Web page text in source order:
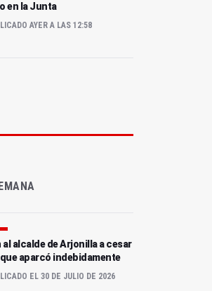
en la Junta
AYER A LAS 12:58
al alcalde de Arjonilla a cesar
aparcó indebidamente
EL 30 DE JULIO DE 2026